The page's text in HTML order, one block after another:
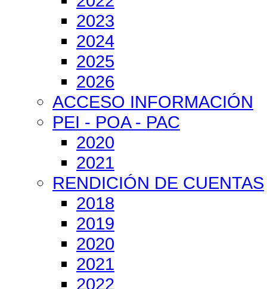
2023
2024
2025
2026
ACCESO INFORMACIÓN
PEI - POA - PAC
2020
2021
RENDICIÓN DE CUENTAS
2018
2019
2020
2021
2022